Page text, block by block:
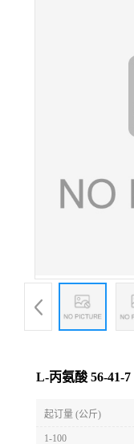
L-丙氨酸 56-41-7
起订量 (公斤)
1-100